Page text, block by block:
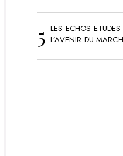
LES ECHOS
L’AVENIR DU